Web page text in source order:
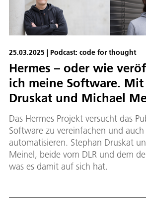
25.03.2025 | Podcast: code for thought
Hermes – oder wie
ich meine Software. Mit
Druskat und Michael
Das Hermes Projekt versucht das
Software zu vereinfachen und auch
automatisieren. Stephan Druskat
Meinel, beide vom DLR und dem
was es damit auf sich hat.